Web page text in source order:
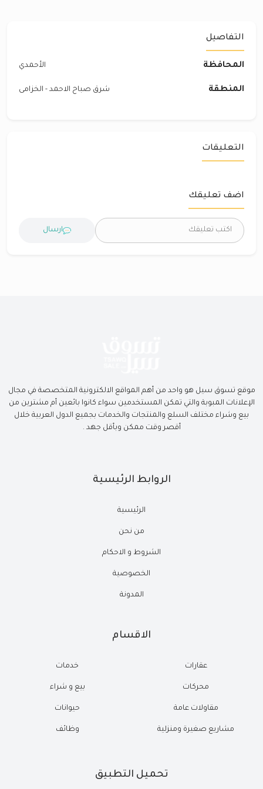
التفاصيل
المحافظة الأحمدي
المنطقة شرق صباح الاحمد - الخزامى
التعليقات
اضف تعليقك
ارسال
موقع تسوق سيل هو واحد من أهم المواقع الالكترونية المتخصصة في مجال
الإعلانات المبوبة والتي تمكن المستخدمين سواء كانوا بائعين أم مشترين من
بيع وشراء مختلف السلع والمنتجات والخدمات بجميع الدول العربية خلال
أقصر وقت ممكن وبأقل جهد .
الروابط الرئيسية
الرئيسية
من نحن
الشروط و الاحكام
الخصوصية
المدونة
الاقسام
عقارات
محركات
مقاولات عامة
مشاريع صغيرة ومنزلية
خدمات
بيع و شراء
حيوانات
وظائف
تحميل التطبيق